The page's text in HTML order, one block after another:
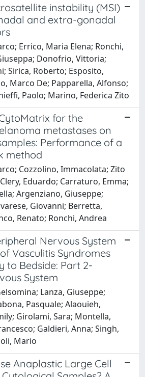
instability (MSI)
and extra-gonadal
Errico, Maria Elena; Ronchi,
Donofrio, Vittoria;
Sirica, Roberto; Esposito,
Marco De; Papparella, Alfonso;
Paolo; Marino, Federica Zito
for the
metastases on
Performance of a
method
Cozzolino, Immacolata; Zito
Eduardo; Carraturo, Emma;
Argenziano, Giuseppe;
Giovanni; Berretta,
Renato; Ronchi, Andrea
Nervous System
Vasculitis Syndromes
to Bedside: Part 2-
System
Lanza, Giuseppe;
Pasquale; Alaouieh,
Girolami, Sara; Montella,
Galdieri, Anna; Singh,
Mario
Anaplastic Large Cell